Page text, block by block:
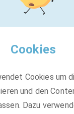
Regional
(m/w/d)
Cookies
Cookies um
und den
Dazu